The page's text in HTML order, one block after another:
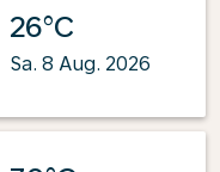
26°C
Sa. 8 Aug. 2026